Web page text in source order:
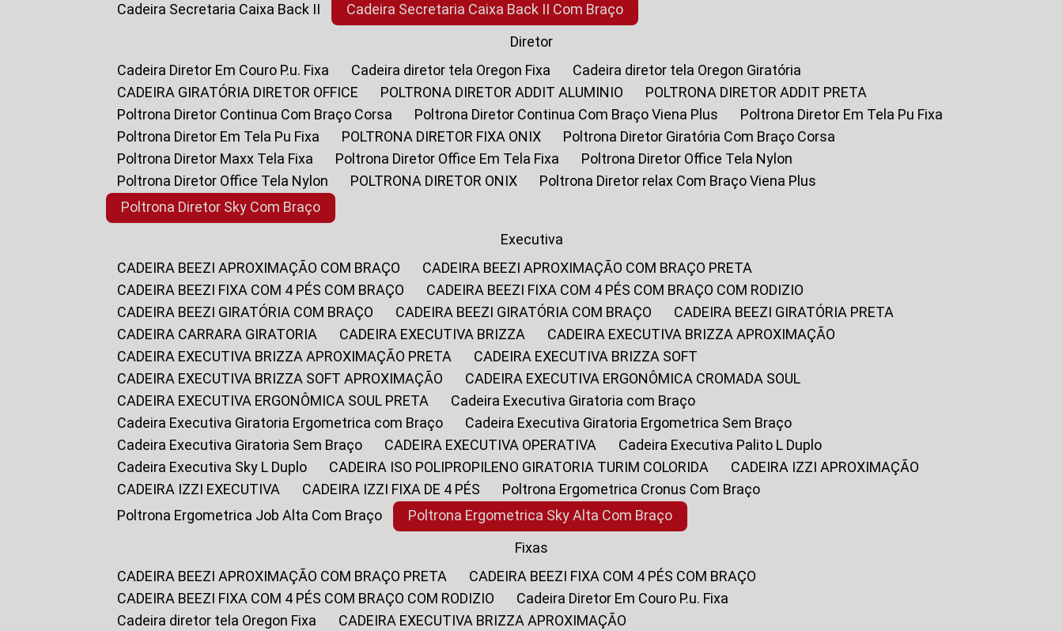
Cadeira Secretaria Caixa Back II
Cadeira Secretaria Caixa Back II Com Braço
Diretor
Cadeira Diretor Em Couro P.u. Fixa
Cadeira diretor tela Oregon Fixa
Cadeira diretor tela Oregon Giratória
CADEIRA GIRATÓRIA DIRETOR OFFICE
POLTRONA DIRETOR ADDIT ALUMINIO
POLTRONA DIRETOR ADDIT PRETA
Poltrona Diretor Continua Com Braço Corsa
Poltrona Diretor Continua Com Braço Viena Plus
Poltrona Diretor Em Tela Pu Fixa
Poltrona Diretor Em Tela Pu Fixa
POLTRONA DIRETOR FIXA ONIX
Poltrona Diretor Giratória Com Braço Corsa
Poltrona Diretor Maxx Tela Fixa
Poltrona Diretor Office Em Tela Fixa
Poltrona Diretor Office Tela Nylon
Poltrona Diretor Office Tela Nylon
POLTRONA DIRETOR ONIX
Poltrona Diretor relax Com Braço Viena Plus
Poltrona Diretor Sky Com Braço
Executiva
CADEIRA BEEZI APROXIMAÇÃO COM BRAÇO
CADEIRA BEEZI APROXIMAÇÃO COM BRAÇO PRETA
CADEIRA BEEZI FIXA COM 4 PÉS COM BRAÇO
CADEIRA BEEZI FIXA COM 4 PÉS COM BRAÇO COM RODIZIO
CADEIRA BEEZI GIRATÓRIA COM BRAÇO
CADEIRA BEEZI GIRATÓRIA COM BRAÇO
CADEIRA BEEZI GIRATÓRIA PRETA
CADEIRA CARRARA GIRATORIA
CADEIRA EXECUTIVA BRIZZA
CADEIRA EXECUTIVA BRIZZA APROXIMAÇÃO
CADEIRA EXECUTIVA BRIZZA APROXIMAÇÃO PRETA
CADEIRA EXECUTIVA BRIZZA SOFT
CADEIRA EXECUTIVA BRIZZA SOFT APROXIMAÇÃO
CADEIRA EXECUTIVA ERGONÔMICA CROMADA SOUL
CADEIRA EXECUTIVA ERGONÔMICA SOUL PRETA
Cadeira Executiva Giratoria com Braço
Cadeira Executiva Giratoria Ergometrica com Braço
Cadeira Executiva Giratoria Ergometrica Sem Braço
Cadeira Executiva Giratoria Sem Braço
CADEIRA EXECUTIVA OPERATIVA
Cadeira Executiva Palito L Duplo
Cadeira Executiva Sky L Duplo
CADEIRA ISO POLIPROPILENO GIRATORIA TURIM COLORIDA
CADEIRA IZZI APROXIMAÇÃO
CADEIRA IZZI EXECUTIVA
CADEIRA IZZI FIXA DE 4 PÉS
Poltrona Ergometrica Cronus Com Braço
Poltrona Ergometrica Job Alta Com Braço
Poltrona Ergometrica Sky Alta Com Braço
Fixas
CADEIRA BEEZI APROXIMAÇÃO COM BRAÇO PRETA
CADEIRA BEEZI FIXA COM 4 PÉS COM BRAÇO
CADEIRA BEEZI FIXA COM 4 PÉS COM BRAÇO COM RODIZIO
Cadeira Diretor Em Couro P.u. Fixa
Cadeira diretor tela Oregon Fixa
CADEIRA EXECUTIVA BRIZZA APROXIMAÇÃO